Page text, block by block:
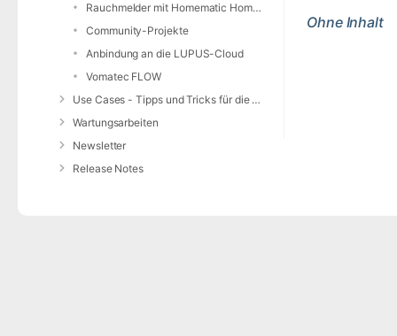
Rauchmelder mit Homematic Home Control Unit und openCCU
Community-Projekte
Anbindung an die LUPUS-Cloud
Vomatec FLOW
Use Cases - Tipps und Tricks für die Anwendung von DIVERA 24/7
Wartungsarbeiten
Newsletter
Release Notes
Ohne Inhalt